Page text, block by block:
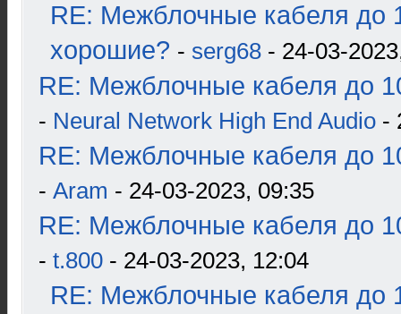
RE: Межблочные кабеля до
хорошие? - serg68 - 24-03-
RE: Межблочные кабеля до
- Neural Network High End Audio -
RE: Межблочные кабеля до
- Aram - 24-03-2023, 09:35
RE: Межблочные кабеля до
- t.800 - 24-03-2023, 12:04
RE: Межблочные кабеля до